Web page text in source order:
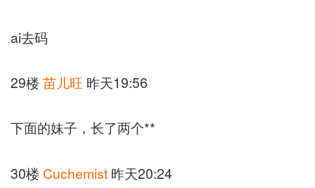
ai去码
29楼 苗儿旺 昨天19:56
下面的妹子，长了两个**
30楼 Cuchemist 昨天20:24